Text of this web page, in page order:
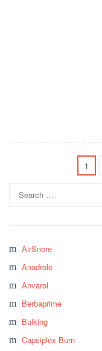
1
for:
AirSnore
Anadrole
Anvarol
Berbaprime
Bulking
Capsiplex Burn